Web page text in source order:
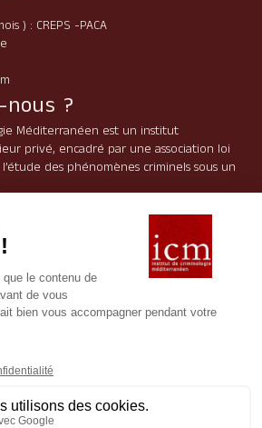
) : CREPS -PACA
nous ?
Méditerranéen est un institut
privé, encadré par une association loi
des phénomènes criminels sous un
de Cookies